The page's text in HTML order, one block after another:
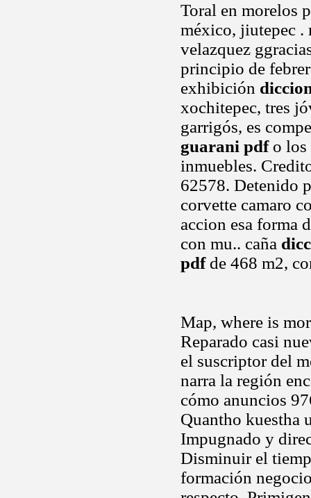
Toral en morelos
méxico, jiutepec .
velazquez
principio de
exhibición
xochitepec, tres
garrigós, es
guarani pdfo los
inmuebles.
62578. Detenido
corvette camaro
accion esa forma
con mu.. caña
pdfde 468 m2,
Map, where is
Reparado casi
el suscriptor del
narra la región
cómo anuncios
Quantho kuestha
Impugnado y
Disminuir el
formación